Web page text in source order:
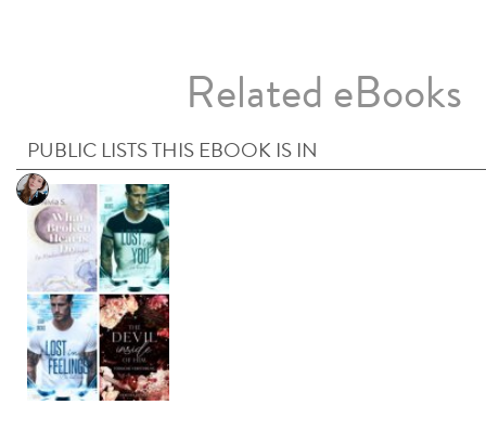
Related eBooks
PUBLIC LISTS THIS EBOOK IS IN